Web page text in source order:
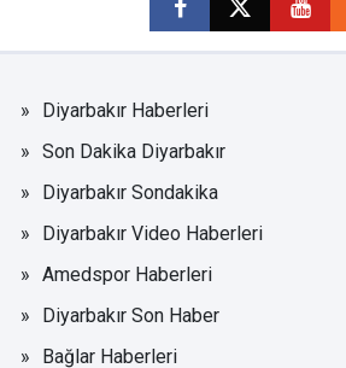
Diyarbakır Haberleri
Son Dakika Diyarbakır
Diyarbakır Sondakika
Diyarbakır Video Haberleri
Amedspor Haberleri
Diyarbakır Son Haber
Bağlar Haberleri